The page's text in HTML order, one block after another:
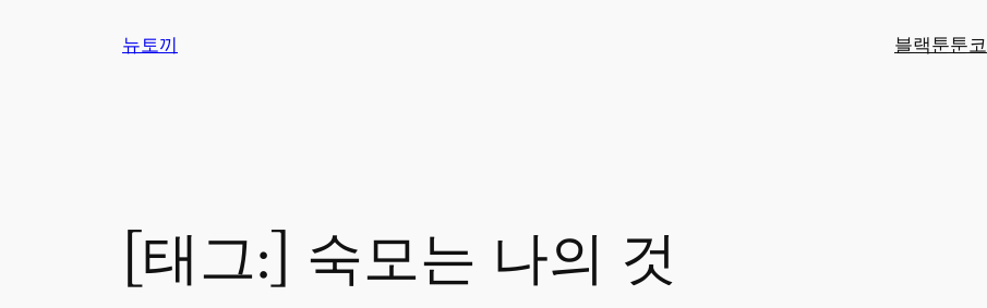
뉴토끼 블랙툰툰코
[태그:] 숙모는 나의 것